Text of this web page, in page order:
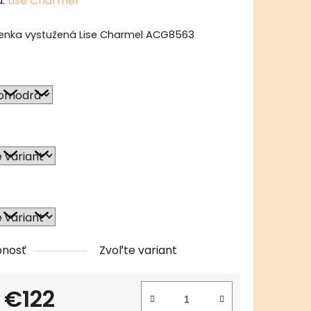
vystužená Lise Charmel ACG8563
Zvoľte variant
€122